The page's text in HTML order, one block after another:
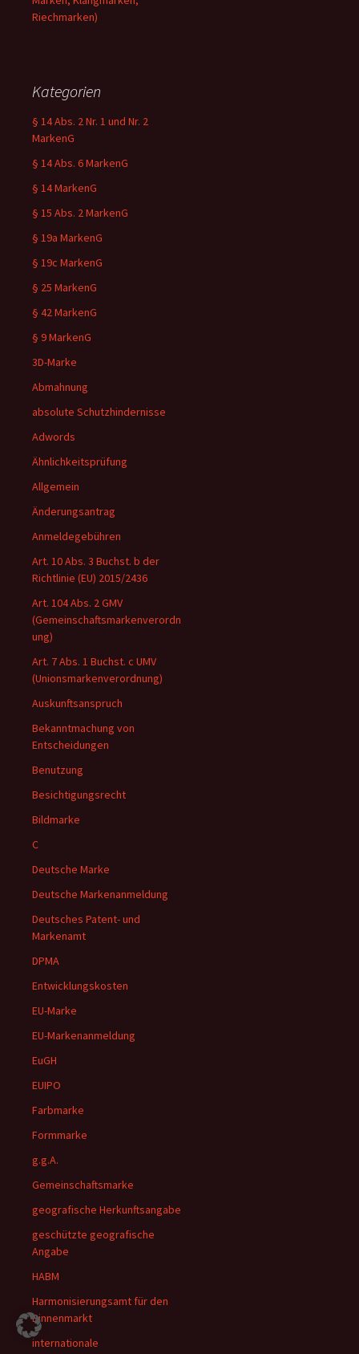
Riechmarken)
Kategorien
§ 14 Abs. 2 Nr. 1 und Nr. 2
MarkenG
§ 14 Abs. 6 MarkenG
§ 14 MarkenG
§ 15 Abs. 2 MarkenG
§ 19a MarkenG
§ 19c MarkenG
§ 25 MarkenG
§ 42 MarkenG
§ 9 MarkenG
3D-Marke
Abmahnung
absolute Schutzhindernisse
Adwords
Ähnlichkeitsprüfung
Allgemein
Änderungsantrag
Anmeldegebühren
Art. 10 Abs. 3 Buchst. b der
Richtlinie (EU) 2015/2436
Art. 104 Abs. 2 GMV
(Gemeinschaftsmarkenverordn
ung)
Art. 7 Abs. 1 Buchst. c UMV
(Unionsmarkenverordnung)
Auskunftsanspruch
Bekanntmachung von
Entscheidungen
Benutzung
Besichtigungsrecht
Bildmarke
C
Deutsche Marke
Deutsche Markenanmeldung
Deutsches Patent- und
Markenamt
DPMA
Entwicklungskosten
EU-Marke
EU-Markenanmeldung
EuGH
EUIPO
Farbmarke
Formmarke
g.g.A.
Gemeinschaftsmarke
geografische Herkunftsangabe
geschützte geografische
Angabe
HABM
Harmonisierungsamt für den
Binnenmarkt
internationale